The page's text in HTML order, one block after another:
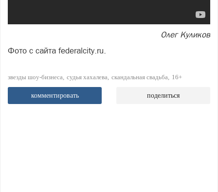
Олег Куликов
Фото с сайта federalcity.ru.
звезды шоу-бизнеса судья хахалева скандальная свадьба 16+
комментировать поделиться